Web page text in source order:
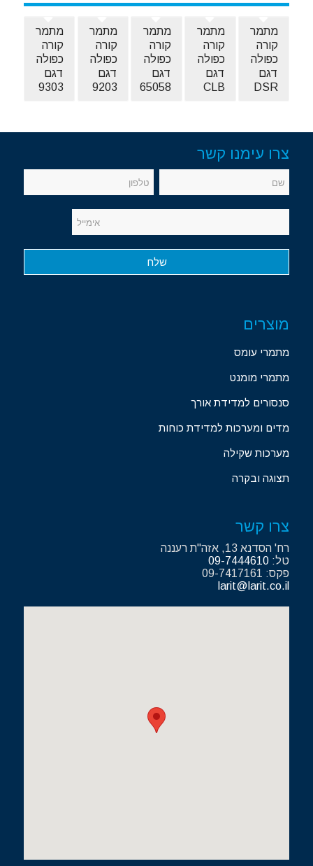
מתמר
קורה
כפולה
דגם
DSR
מתמר
קורה
כפולה
דגם
CLB
מתמר
קורה
כפולה
דגם
65058
מתמר
קורה
כפולה
דגם
9203
מתמר
קורה
כפולה
דגם
9303
צרו עימנו קשר
מוצרים
מתמרי עומס
מתמרי מומנט
סנסורים למדידת אורך
מדים ומערכות למדידת כוחות
מערכות שקילה
תצוגה ובקרה
צרו קשר
רח' הסדנא 13, אזה"ת רעננה
טל: 09-7444610
פקס: 09-7417161
larit@larit.co.il